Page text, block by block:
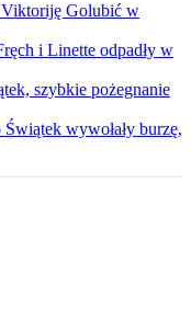
Viktoriję Golubić w
i Linette odpadły w
szybkie pożegnanie
wywołały burzę,